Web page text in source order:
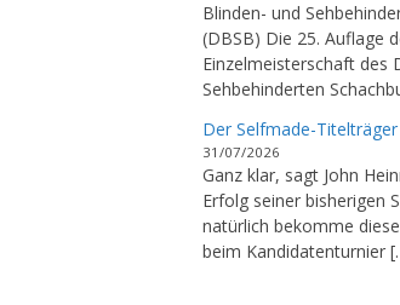
Blinden- und
(DBSB) Die 25. Auflage
Einzelmeisterschaft des
Sehbehinderten
Der Selfmade-
31/07/2026
Ganz klar, sagt John
Erfolg seiner bisherigen
natürlich bekomme
beim Kandidatenturnier